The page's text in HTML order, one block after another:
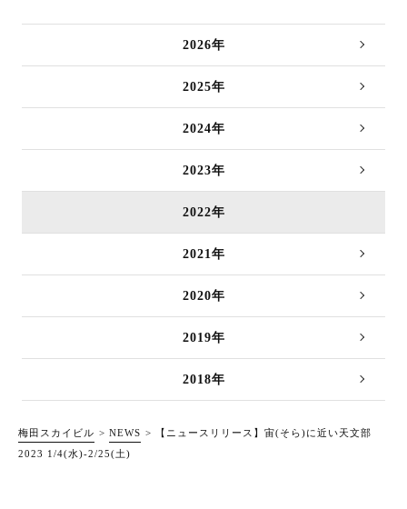
2026年
2025年
2024年
2023年
2022年
2021年
2020年
2019年
2018年
梅田スカイビル NEWS
【ニュースリリース】宙(そら)に近い天文部
2023 1/4(水)-2/25(土)